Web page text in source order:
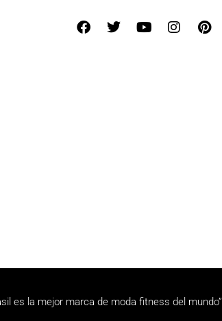
es la mejor marca de moda fitness del mundo”